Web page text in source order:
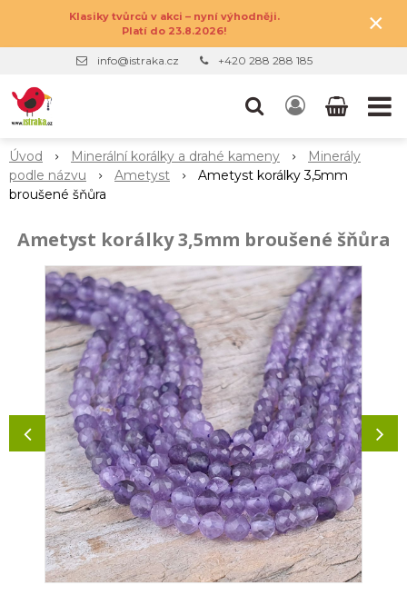
Klasiky tvůrců v akci – nyní výhodněji.
Platí do 23.8.2026!
×
info@istraka.cz +420 288 288 185
Úvod Minerální korálky a drahé kameny
Minerály
podle názvu
Ametyst
Ametyst korálky 3,5mm
broušené šňůra
Ametyst korálky 3,5mm broušené šňůra